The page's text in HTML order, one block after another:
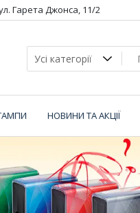
Гарета Джонса, 11/2
НОВИНИ ТА АКЦІЇ